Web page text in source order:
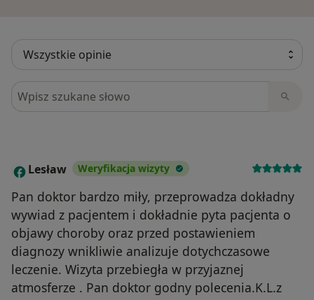
Szukaj w opiniach
L Lesław Weryfikacja wizyty
Pan doktor bardzo miły, przeprowadza dokładny
wywiad z pacjentem i dokładnie pyta pacjenta o
objawy choroby oraz przed postawieniem
diagnozy wnikliwie analizuje dotychczasowe
leczenie. Wizyta przebiegła w przyjaznej
atmosferze . Pan doktor godny polecenia.K.L.z